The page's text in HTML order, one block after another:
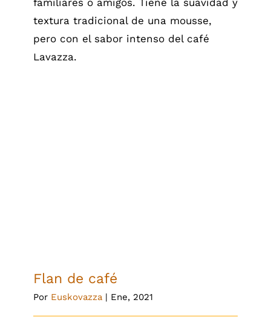
familiares o amigos. Tiene la suavidad y
textura tradicional de una mousse,
pero con el sabor intenso del café
Lavazza.
Flan de café
Por Euskovazza | Ene, 2021